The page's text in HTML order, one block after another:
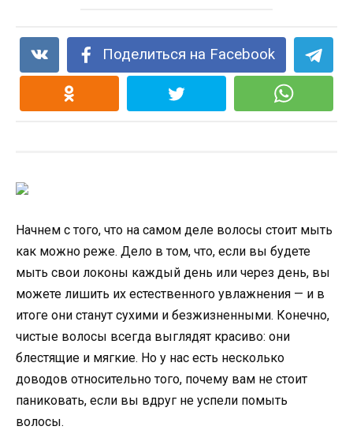
Поделиться на Facebook
Начнем с того, что на самом деле волосы стоит мыть
как можно реже. Дело в том, что, если вы будете
мыть свои локоны каждый день или через день, вы
можете лишить их естественного увлажнения — и в
итоге они станут сухими и безжизненными. Конечно,
чистые волосы всегда выглядят красиво: они
блестящие и мягкие. Но у нас есть несколько
доводов относительно того, почему вам не стоит
паниковать, если вы вдруг не успели помыть
волосы.